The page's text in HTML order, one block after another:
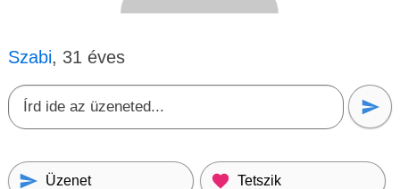
Szabi, 31 éves
Üzenet Tetszik